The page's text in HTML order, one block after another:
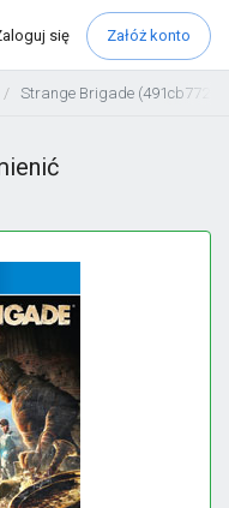
się Załóż konto
Strange Brigade (491cb772)